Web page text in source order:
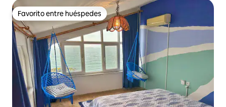
Favorito entre huéspedes
Favorito entre huéspedes